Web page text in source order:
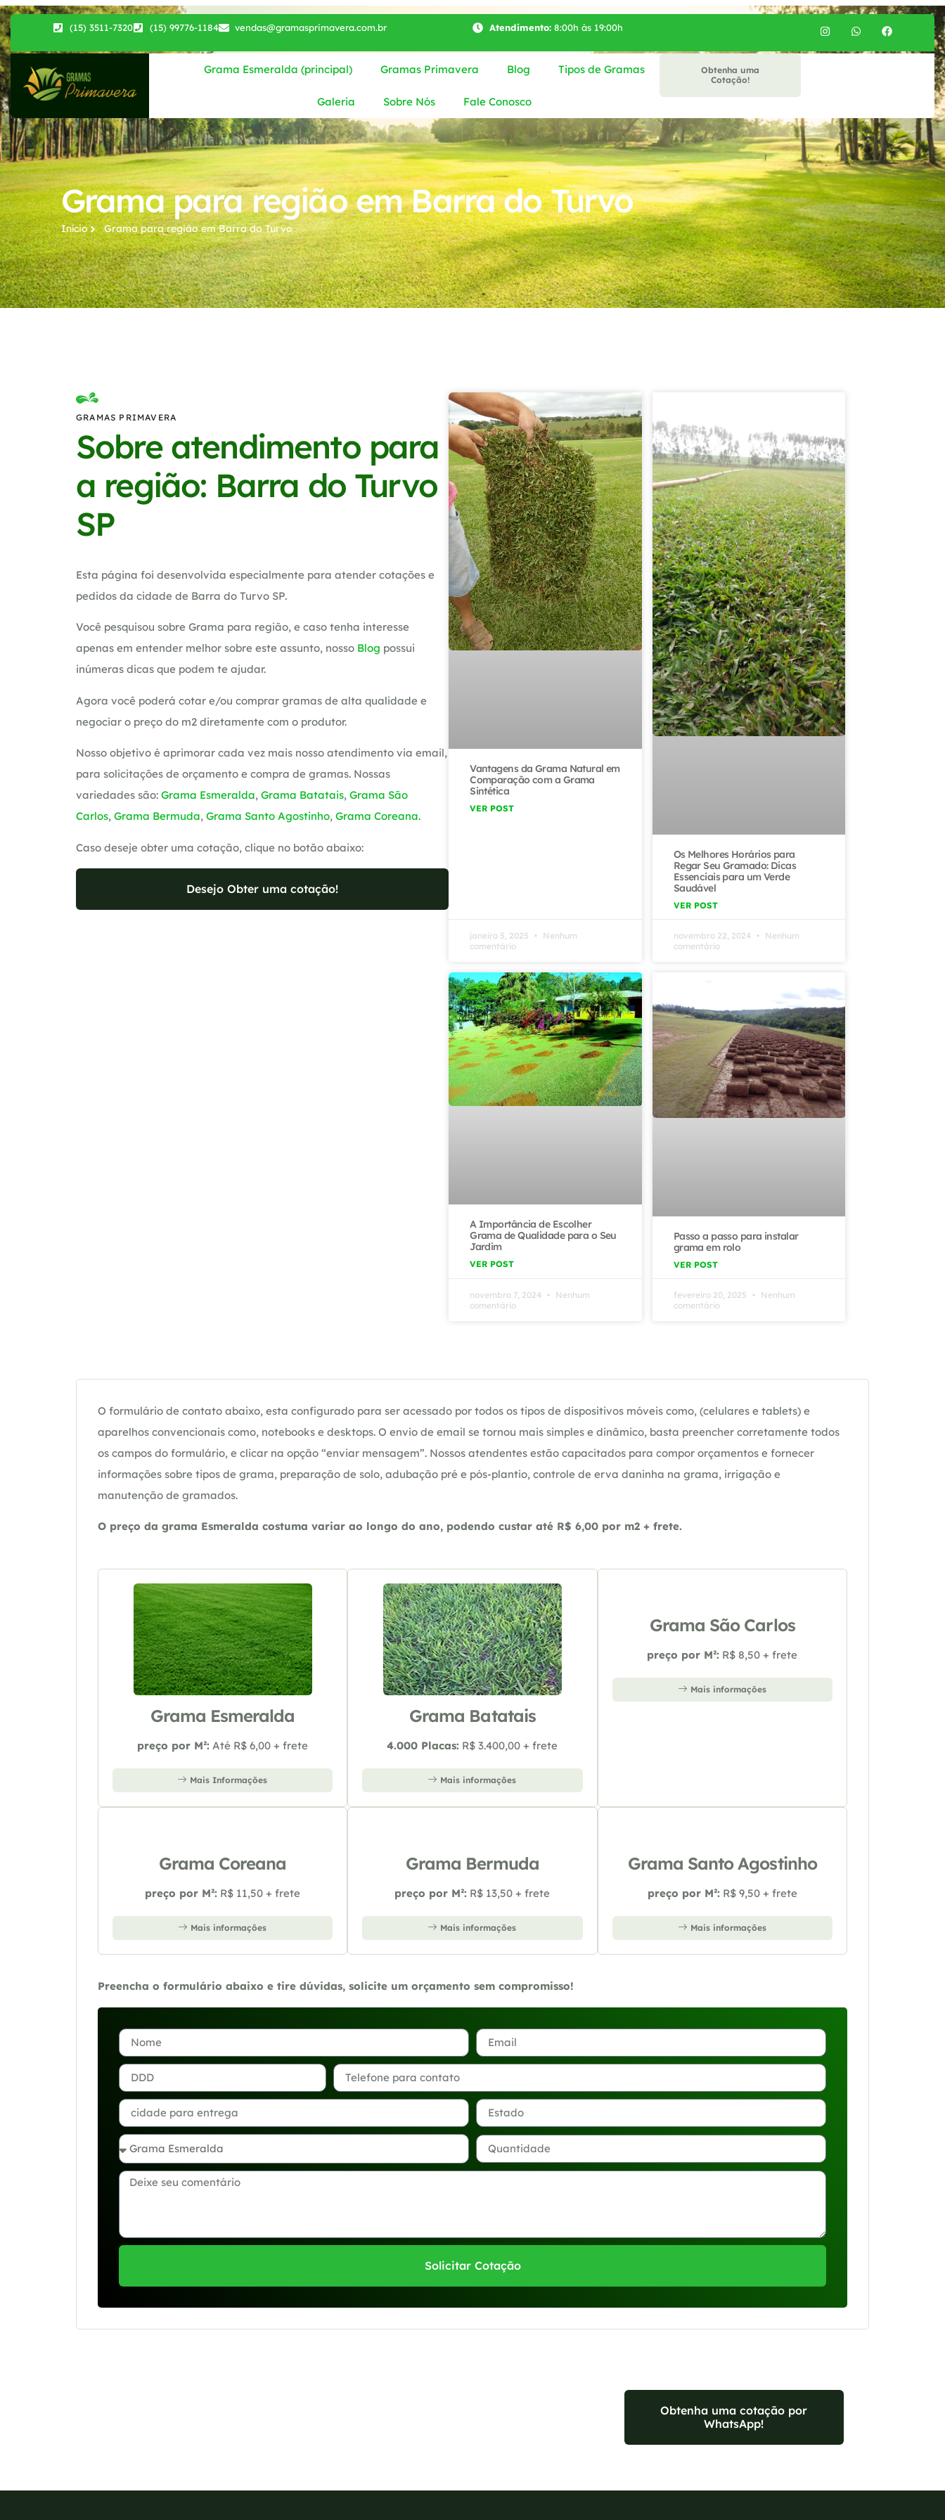
(15) 3511-7320 (15) 99776-1184 vendas@gramasprimavera.com.br Atendimento:8:00h às 19:00h
Grama Esmeralda (principal) Gramas Primavera Blog Tipos de Gramas
Galeria Sobre Nós Fale Conosco
Obtenha uma
Cotação!
Grama para região em Barra do Turvo
Início Grama para região​ em Barra do Turvo
GRAMAS PRIMAVERA
Sobre atendimento para
a região: Barra do Turvo
SP
Esta página foi desenvolvida especialmente para atender cotações e
pedidos da cidade de Barra do Turvo SP.
Você pesquisou sobre Grama para região, e caso tenha interesse
apenas em entender melhor sobre este assunto, nosso Blog possui
inúmeras dicas que podem te ajudar.
Agora você poderá cotar e/ou comprar gramas de alta qualidade e
negociar o preço do m2 diretamente com o produtor.
Nosso objetivo é aprimorar cada vez mais nosso atendimento via email,
para solicitações de orçamento e compra de gramas. Nossas
variedades são: Grama Esmeralda, Grama Batatais, Grama São
Carlos, Grama Bermuda, Grama Santo Agostinho, Grama Coreana.
Caso deseje obter uma cotação, clique no botão abaixo:
Desejo Obter uma cotação!
Vantagens da Grama Natural em
Comparação com a Grama
Sintética
VER POST
janeiro 5, 2025
Nenhum
comentário
Os Melhores Horários para
Regar Seu Gramado: Dicas
Essenciais para um Verde
Saudável
VER POST
novembro 22, 2024
Nenhum
comentário
A Importância de Escolher
Grama de Qualidade para o Seu
Jardim
VER POST
novembro 7, 2024
Nenhum
comentário
Passo a passo para instalar
grama em rolo
VER POST
fevereiro 20, 2025
Nenhum
comentário
O formulário de contato abaixo, esta configurado para ser acessado por todos os tipos de dispositivos móveis como, (celulares e tablets) e
aparelhos convencionais como, notebooks e desktops. O envio de email se tornou mais simples e dinâmico, basta preencher corretamente todos
os campos do formulário, e clicar na opção “enviar mensagem”. Nossos atendentes estão capacitados para compor orçamentos e fornecer
informações sobre tipos de grama, preparação de solo, adubação pré e pós-plantio, controle de erva daninha na grama, irrigação e
manutenção de gramados.
O preço da grama Esmeralda costuma variar ao longo do ano, podendo custar até R$ 6,00 por m2 + frete.
Grama Esmeralda
preço por M²: Até R$ 6,00 + frete
Mais Informações
Grama Batatais
4.000 Placas: R$ 3.400,00 + frete
Mais informações
Grama São Carlos
preço por M²: R$ 8,50 + frete
Mais informações
Grama Coreana
preço por M²: R$ 11,50 + frete
Mais informações
Grama Bermuda
preço por M²: R$ 13,50 + frete
Mais informações
Grama Santo Agostinho
preço por M²: R$ 9,50 + frete
Mais informações
Preencha o formulário abaixo e tire dúvidas, solicite um orçamento sem compromisso!
Solicitar Cotação
Obtenha uma cotação por
WhatsApp!